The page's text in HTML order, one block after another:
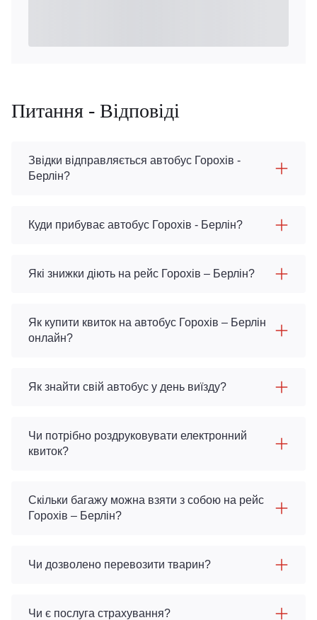
Питання - Відповіді
Звідки відправляється автобус Горохів -
Берлін?
Куди прибуває автобус Горохів - Берлін?
Які знижки діють на рейс Горохів – Берлін?
Як купити квиток на автобус Горохів – Берлін
онлайн?
Як знайти свій автобус у день виїзду?
Чи потрібно роздруковувати електронний
квиток?
Скільки багажу можна взяти з собою на рейс
Горохів – Берлін?
Чи дозволено перевозити тварин?
Чи є послуга страхування?